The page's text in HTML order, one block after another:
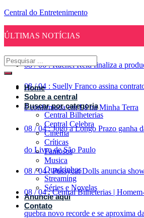
Central do Entretenimento
ÚLTIMAS NOTÍCIAS
08 / 06 : Rachel Reid finaliza a
08 / 04 : Suelly Franco assina
é confirmada em Lá na Minha Terra
08 / 04 : Jogo a Longo Prazo ganha
do Livro de São Paulo
08 / 04 : Pussycat Dolls anuncia
08 / 04 : Central Bilheterias |
quebra novo recorde e se aproxima
Home
Sobre a central
Buscar por categoria
Central Bilheterias
Central Celebra
Cinema
Críticas
Famosos
Musica
Quadrinhos
Streaming
Séries e Novelas
Anuncie aqui
Contato